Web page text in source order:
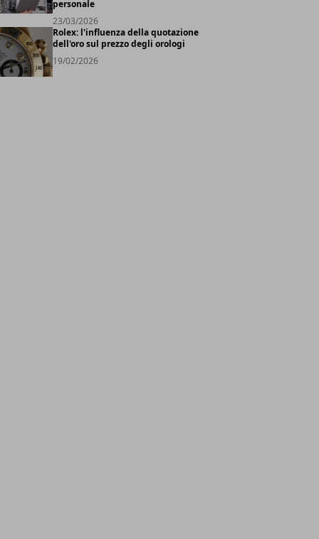
personale
23/03/2026
Rolex: l'influenza della quotazione
dell'oro sul prezzo degli orologi
19/02/2026